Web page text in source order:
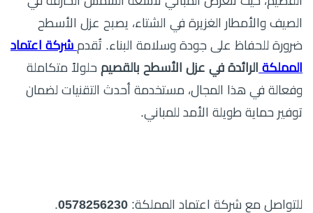
الصيف والأمطار الغزيرة في الشتاء، يصبح عزل الأسطح
ضرورة للحفاظ على جودة وسلامة البناء. تُقدم شركة اعتماد
المملكة الرائدة في عزل الأسطح بالقصيم حلولاً متكاملة
وفعالة في هذا المجال، مستخدمة أحدث التقنيات لضمان
توفير حماية طويلة الأمد للمباني.
للتواصل مع شركة اعتماد المملكة: 0578256230
.